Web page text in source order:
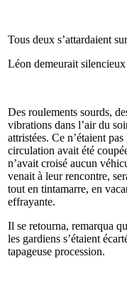
Tous deux s’attardaient
Léon demeurait
Des roulements sourds,
vibrations dans l’air du
attristées. Ce n’étaient
circulation avait été
n’avait croisé aucun
venait à leur rencontre,
tout en tintamarre, en
effrayante.
Il se retourna, remarqua
les gardiens s’étaient
tapageuse procession.